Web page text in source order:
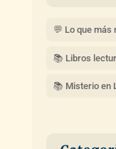
💬 Lo que más
📚 Libros
📚 Misterio en